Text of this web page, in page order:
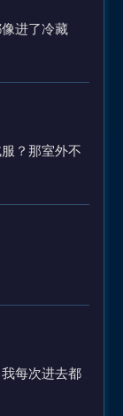
进了冷藏
？那室外不
每次进去都